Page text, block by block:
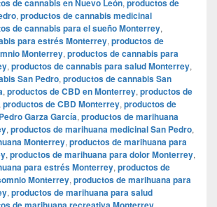
de cannabis en Nuevo León productos de
, productos de cannabis medicinal
de cannabis para el sueño Monterrey,
para estrés Monterrey, productos de
Monterrey, productos de cannabis para
, productos de cannabis para salud Monterrey,
San Pedro, productos de cannabis San
, productos de CBD en Monterrey, productos de
productos de CBD Monterrey, productos de
Garza García, productos de marihuana
, productos de marihuana medicinal San Pedro,
Monterrey, productos de marihuana para
, productos de marihuana para dolor Monterrey,
para estrés Monterrey, productos de
Monterrey, productos de marihuana para
, productos de marihuana para salud
,